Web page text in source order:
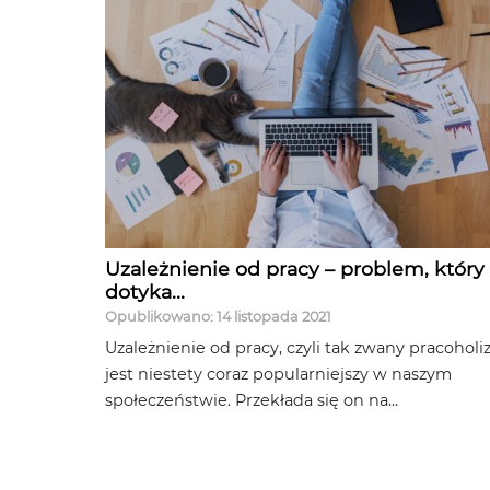
Uzależnienie od pracy – problem, który
dotyka...
Opublikowano: 14 listopada 2021
Uzależnienie od pracy, czyli tak zwany
jest niestety coraz popularniejszy w naszym
społeczeństwie. Przekłada się on na...